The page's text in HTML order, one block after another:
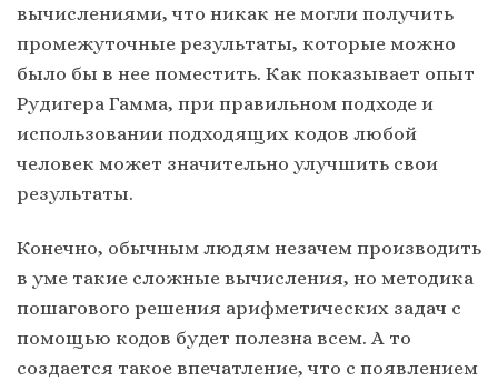
вычислениями, что никак не могли получить
промежуточные результаты, которые можно
было бы в нее поместить. Как показывает опыт
Рудигера Гамма, при правильном подходе и
использовании подходящих кодов любой
человек может значительно улучшить свои
результаты.
Конечно, обычным людям незачем производить
в уме такие сложные вычисления, но методика
пошагового решения арифметических задач с
помощью кодов будет полезна всем. А то
создается такое впечатление, что с появлением